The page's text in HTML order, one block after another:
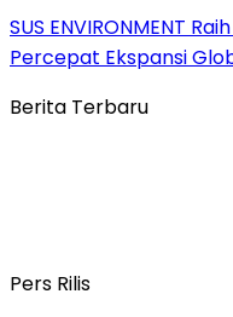
SUS ENVIRONMENT
Percepat Ekspansi
Berita Terbaru
Pers Rilis